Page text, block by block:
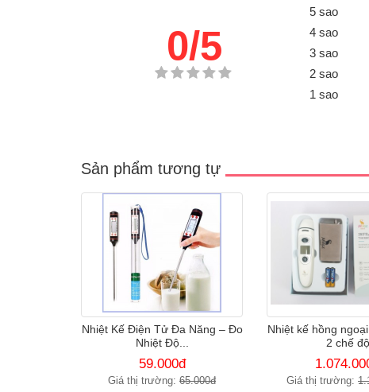
0/5
5 sao
4 sao
3 sao
2 sao
1 sao
Sản phẩm tương tự
Nhiệt Kế Điện Tử Đa Năng – Đo
Nhiệt Độ...
59.000đ
Giá thị trường: 65.000đ
Nhiệt kế hồng
2 chế độ
Giá thị trường: